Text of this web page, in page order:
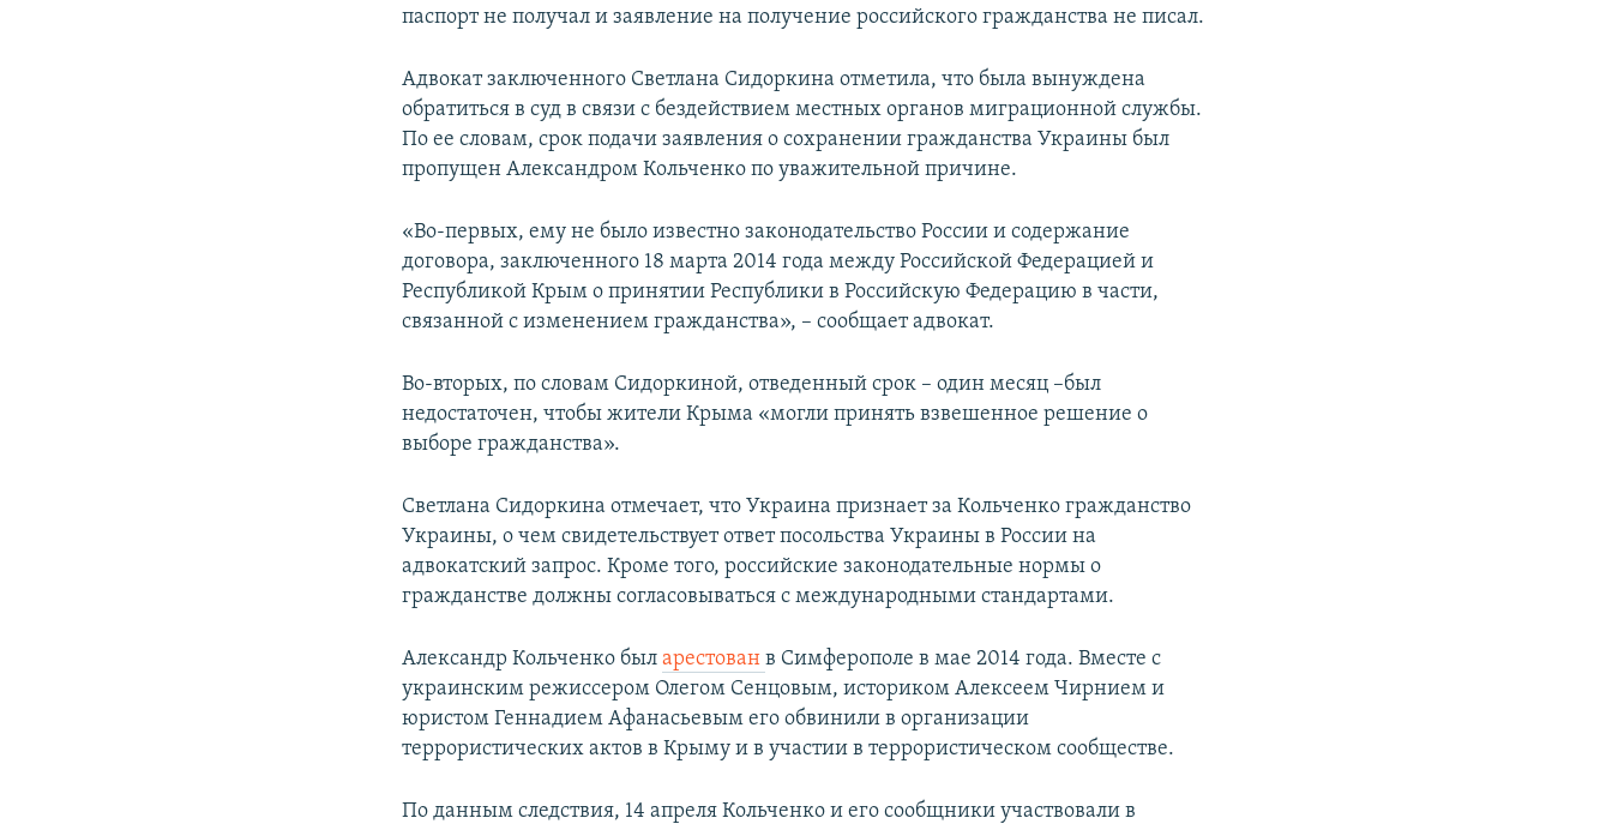
паспорт не получал и заявление на получение российского гражданства не писал.
Адвокат заключенного Светлана Сидоркина отметила, что была вынуждена
обратиться в суд в связи с бездействием местных органов миграционной службы.
По ее словам, срок подачи заявления о сохранении гражданства Украины был
пропущен Александром Кольченко по уважительной причине.
«Во-первых, ему не было известно законодательство России и содержание
договора, заключенного 18 марта 2014 года между Российской Федерацией и
Республикой Крым о принятии Республики в Российскую Федерацию в части,
связанной с изменением гражданства», – сообщает адвокат.
Во-вторых, по словам Сидоркиной, отведенный срок – один месяц –был
недостаточен, чтобы жители Крыма «могли принять взвешенное решение о
выборе гражданства».
Светлана Сидоркина отмечает, что Украина признает за Кольченко гражданство
Украины, о чем свидетельствует ответ посольства Украины в России на
адвокатский запрос. Кроме того, российские законодательные нормы о
гражданстве должны согласовываться с международными стандартами.
Александр Кольченко быларестованв Симферополе в мае 2014 года. Вместе с
украинским режиссером Олегом Сенцовым, историком Алексеем Чирнием и
юристом Геннадием Афанасьевым его обвинили в организации
террористических актов в Крыму и в участии в террористическом сообществе.
По данным следствия, 14 апреля Кольченко и его сообщники участвовали в